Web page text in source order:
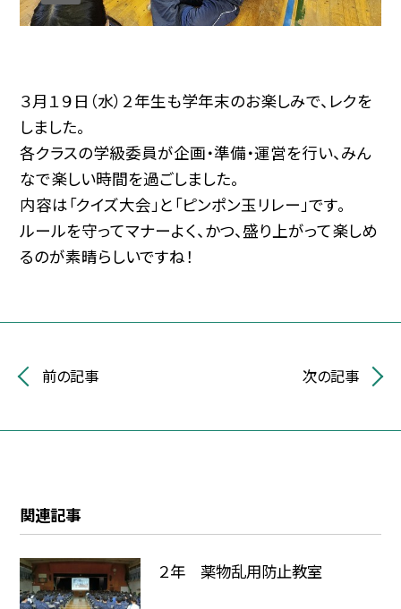
３月１９日（水）２年生も学年末のお楽しみで、レクを
しました。
各クラスの学級委員が企画・準備・運営を行い、みん
なで楽しい時間を過ごしました。
内容は「クイズ大会」と「ピンポン玉リレー」です。
ルールを守ってマナーよく、かつ、盛り上がって楽しめ
るのが素晴らしいですね！
前の記事 次の記事
関連記事
２年 薬物乱用防止教室